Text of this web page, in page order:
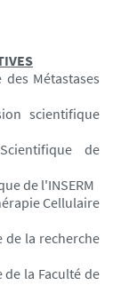
Métastases
scientifique
de
de l'INSERM
Cellulaire
de la recherche
la Faculté de